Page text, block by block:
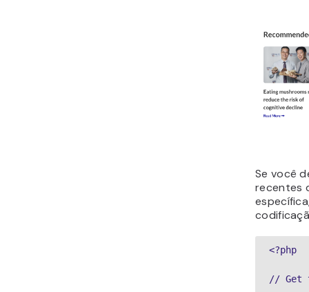
Se você
recentes
<?php
// Get